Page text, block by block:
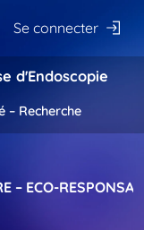
Se connecter
d'Endoscopie
– Recherche
– ECO-